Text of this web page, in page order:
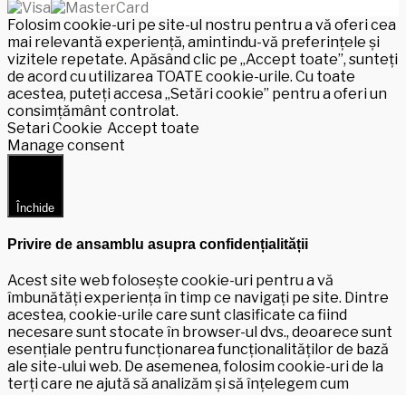
Folosim cookie-uri pe site-ul nostru pentru a vă oferi cea
mai relevantă experiență, amintindu-vă preferințele și
vizitele repetate. Apăsând clic pe „Accept toate”, sunteți
de acord cu utilizarea TOATE cookie-urile. Cu toate
acestea, puteți accesa „Setări cookie” pentru a oferi un
consimțământ controlat.
Setari Cookie Accept toate
Manage consent
Închide
Privire de ansamblu asupra confidențialității
Acest site web folosește cookie-uri pentru a vă
îmbunătăți experiența în timp ce navigați pe site. Dintre
acestea, cookie-urile care sunt clasificate ca fiind
necesare sunt stocate în browser-ul dvs., deoarece sunt
esențiale pentru funcționarea funcționalităților de bază
ale site-ului web. De asemenea, folosim cookie-uri de la
terți care ne ajută să analizăm și să înțelegem cum